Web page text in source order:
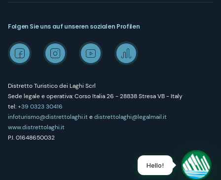
Distretto Turistico dei Laghi Scrl
Sede legale e operativa: Corso Italia 26 - 28838 Stresa VB - Italy
tel:+39 0323 30416
infoturismo@distrettolaghi.itedistrettolaghi@legalmail.it
www.distrettolaghi.it
P.I. 01648650032
Folgen Sie uns auf unseren sozialen Profilen